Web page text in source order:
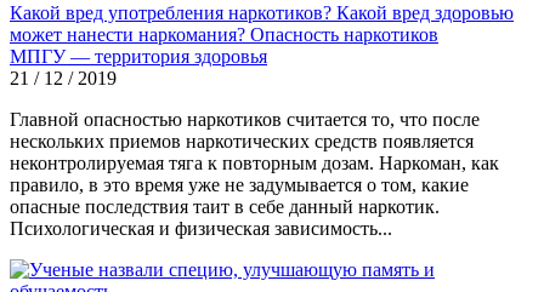
Какой вред употребления наркотиков? Какой вред здоровью
может нанести наркомания? Опасность наркотиков
МПГУ — территория здоровья
21 / 12 / 2019
Главной опасностью наркотиков считается то, что после
нескольких приемов наркотических средств появляется
неконтролируемая тяга к повторным дозам. Наркоман, как
правило, в это время уже не задумывается о том, какие
опасные последствия таит в себе данный наркотик.
Психологическая и физическая зависимость...